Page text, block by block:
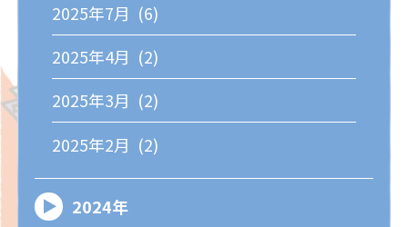
2025年7月 (6)
2025年4月 (2)
2025年3月 (2)
2025年2月 (2)
2024年